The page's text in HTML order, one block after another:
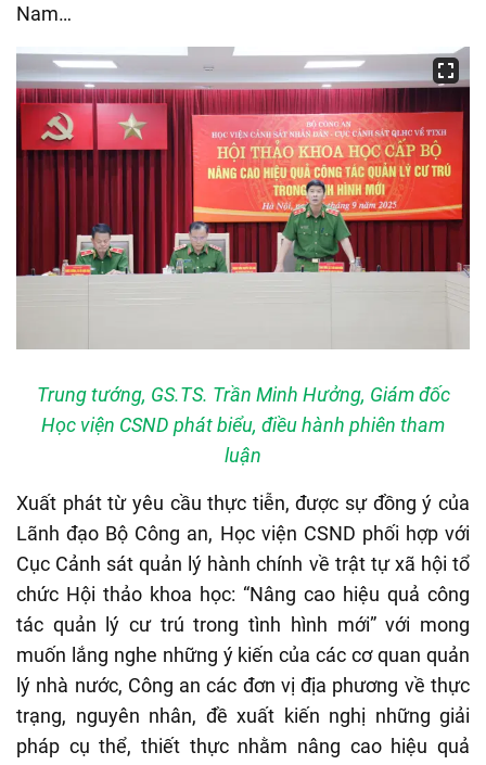
Nam…
Trung tướng, GS.TS. Trần Minh Hưởng, Giám đốc
Học viện CSND phát biểu, điều hành phiên tham
luận
Xuất phát từ yêu cầu thực tiễn, được sự đồng ý của
Lãnh đạo Bộ Công an, Học viện CSND phối hợp với
Cục Cảnh sát quản lý hành chính về trật tự xã hội tổ
chức Hội thảo khoa học: “Nâng cao hiệu quả công
tác quản lý cư trú trong tình hình mới” với mong
muốn lắng nghe những ý kiến của các cơ quan quản
lý nhà nước, Công an các đơn vị địa phương về thực
trạng, nguyên nhân, đề xuất kiến nghị những giải
pháp cụ thể, thiết thực nhằm nâng cao hiệu quả